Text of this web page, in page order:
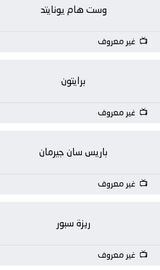
وست هام يونايتد
غير معروف
برايتون
غير معروف
باريس سان جيرمان
غير معروف
ريزة سبور
غير معروف